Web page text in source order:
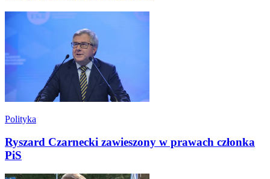
Polityka
Ryszard Czarnecki zawieszony w prawach członka
PiS